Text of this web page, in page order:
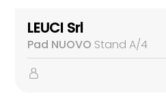
LEUCI Srl
Pad NUOVO Stand A/4